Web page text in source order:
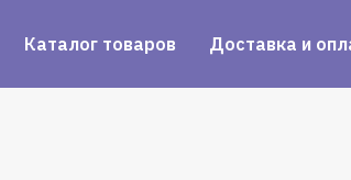
Каталог товаров Доставка и